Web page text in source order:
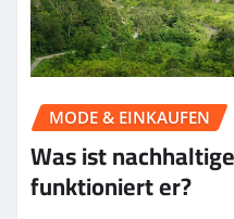
MODE & EINKAUFEN
Was ist
funktioniert er?